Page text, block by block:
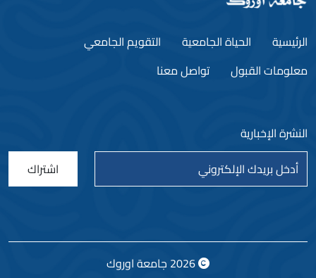
الرئيسية الحياة الجامعية
التقويم الجامعي
معلومات القبول
تواصل معنا
النشرة الإخبارية
اشتراك
2026 جامعة اوروك